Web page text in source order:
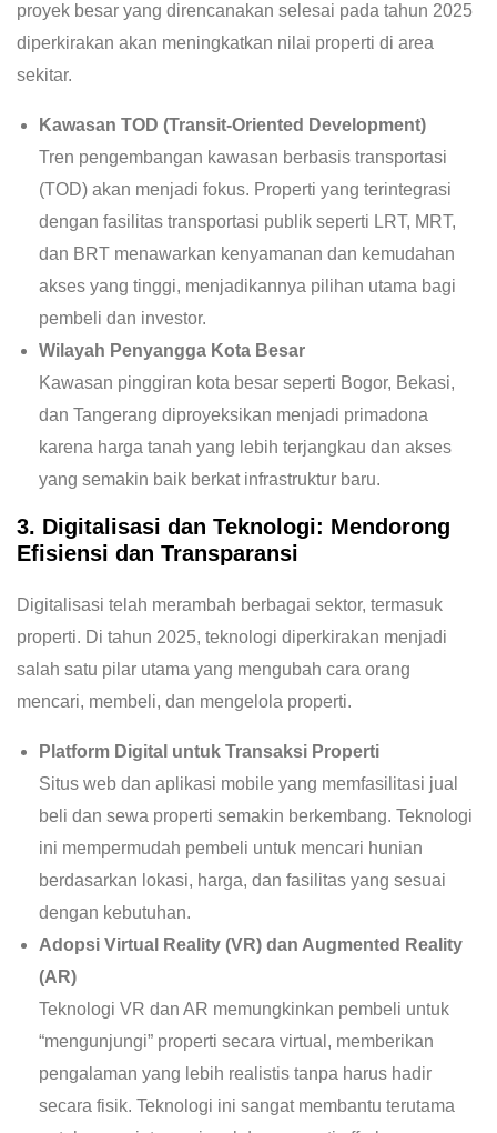
proyek besar yang direncanakan selesai pada tahun 2025
diperkirakan akan meningkatkan nilai properti di area
sekitar.
Kawasan TOD (Transit-Oriented Development)
Tren pengembangan kawasan berbasis transportasi
(TOD) akan menjadi fokus. Properti yang terintegrasi
dengan fasilitas transportasi publik seperti LRT, MRT,
dan BRT menawarkan kenyamanan dan kemudahan
akses yang tinggi, menjadikannya pilihan utama bagi
pembeli dan investor.
Wilayah Penyangga Kota Besar
Kawasan pinggiran kota besar seperti Bogor, Bekasi,
dan Tangerang diproyeksikan menjadi primadona
karena harga tanah yang lebih terjangkau dan akses
yang semakin baik berkat infrastruktur baru.
3. Digitalisasi dan Teknologi: Mendorong
Efisiensi dan Transparansi
Digitalisasi telah merambah berbagai sektor, termasuk
properti. Di tahun 2025, teknologi diperkirakan menjadi
salah satu pilar utama yang mengubah cara orang
mencari, membeli, dan mengelola properti.
Platform Digital untuk Transaksi Properti
Situs web dan aplikasi mobile yang memfasilitasi jual
beli dan sewa properti semakin berkembang. Teknologi
ini mempermudah pembeli untuk mencari hunian
berdasarkan lokasi, harga, dan fasilitas yang sesuai
dengan kebutuhan.
Adopsi Virtual Reality (VR) dan Augmented Reality
(AR)
Teknologi VR dan AR memungkinkan pembeli untuk
“mengunjungi” properti secara virtual, memberikan
pengalaman yang lebih realistis tanpa harus hadir
secara fisik. Teknologi ini sangat membantu terutama